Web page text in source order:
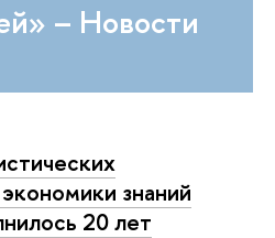
– Новости
знаний
20 лет